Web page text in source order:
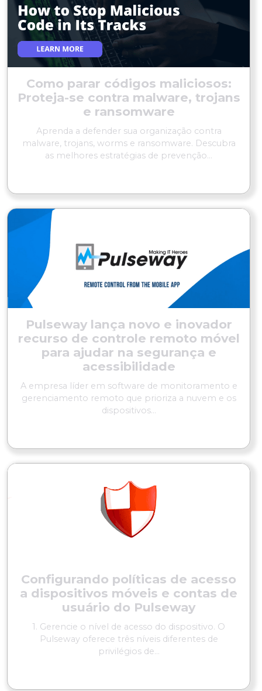
Como parar códigos maliciosos:
Proteja-se contra malware, trojans
e ransomware
Aprenda a defender sua organização contra
malware, trojans, worms e ransomware. Descubra
as melhores estratégias de prevenção...
Pulseway lança novo e inovador
recurso de controle remoto móvel
para ajudar na segurança e
acessibilidade
A empresa líder em software de monitoramento e
gerenciamento remoto que prioriza a nuvem e os
dispositivos...
Configurando políticas de acesso
a dispositivos móveis e contas de
usuário do Pulseway
1. Gerencie o nível de acesso do dispositivo. O
Pulseway oferece três níveis diferentes de
privilégios de...